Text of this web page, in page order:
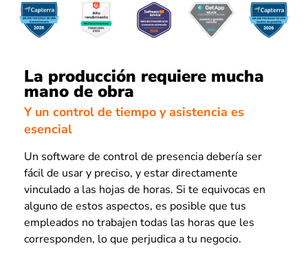
La producción requiere mucha
mano de obra
Y un control de tiempo y asistencia es
esencial
Un software de control de presencia debería ser
fácil de usar y preciso, y estar directamente
vinculado a las hojas de horas. Si te equivocas en
alguno de estos aspectos, es posible que tus
empleados no trabajen todas las horas que les
corresponden, lo que perjudica a tu negocio.